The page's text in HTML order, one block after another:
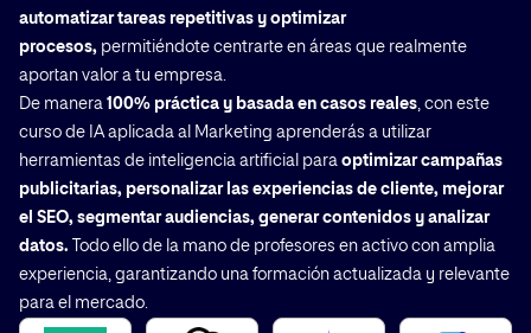
automatizar tareas repetitivas y optimizar
procesos, permitiéndote centrarte en áreas que realmente
aportan valor a tu empresa.
De manera 100% práctica y basada en casos reales , con este
curso de IA aplicada al Marketing aprenderás a utilizar
herramientas de inteligencia artificial para optimizar campañas
publicitarias, personalizar las experiencias de cliente, mejorar
el SEO, segmentar audiencias, generar contenidos y analizar
datos. Todo ello de la mano de profesores en activo con amplia
experiencia, garantizando una formación actualizada y relevante
para el mercado.